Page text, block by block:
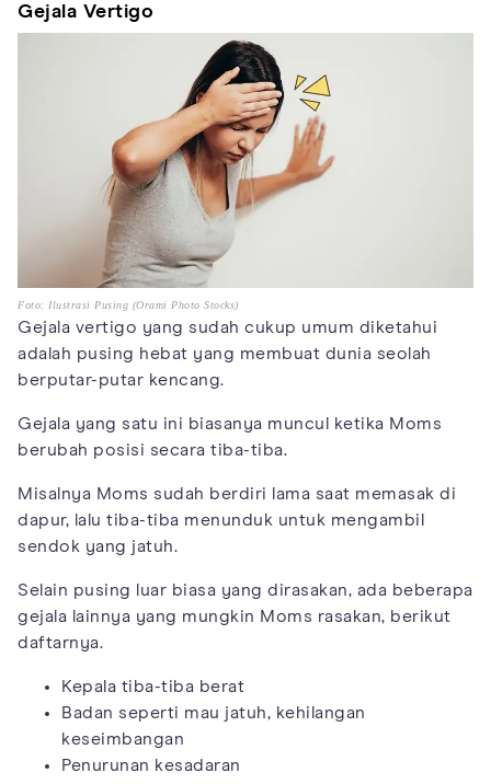
Gejala Vertigo
Foto: Ilustrasi Pusing (Orami Photo Stocks)
Gejala vertigo yang sudah cukup umum diketahui
adalah pusing hebat yang membuat dunia seolah
berputar-putar kencang.
Gejala yang satu ini biasanya muncul ketika Moms
berubah posisi secara tiba-tiba.
Misalnya Moms sudah berdiri lama saat memasak di
dapur, lalu tiba-tiba menunduk untuk mengambil
sendok yang jatuh.
Selain pusing luar biasa yang dirasakan, ada beberapa
gejala lainnya yang mungkin Moms rasakan, berikut
daftarnya.
Kepala tiba-tiba berat
Badan seperti mau jatuh, kehilangan
keseimbangan
Penurunan kesadaran